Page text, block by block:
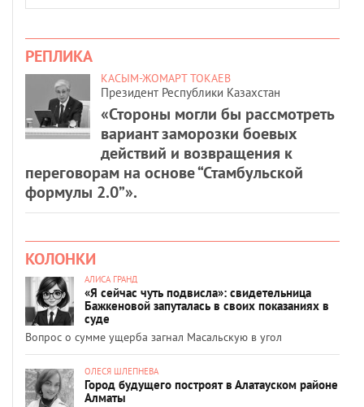
РЕПЛИКА
КАСЫМ-ЖОМАРТ ТОКАЕВ
Президент Республики Казахстан
«Стороны могли бы рассмотреть
вариант заморозки боевых
действий и возвращения к
переговорам на основе “Стамбульской
формулы 2.0”».
КОЛОНКИ
АЛИСА ГРАНД
«Я сейчас чуть подвисла»: свидетельница
Бажкеновой запуталась в своих показаниях в
суде
Вопрос о сумме ущерба загнал Масальскую в угол
ОЛЕСЯ ШЛЕПНЕВА
Город будущего построят в Алатауском районе
Алматы